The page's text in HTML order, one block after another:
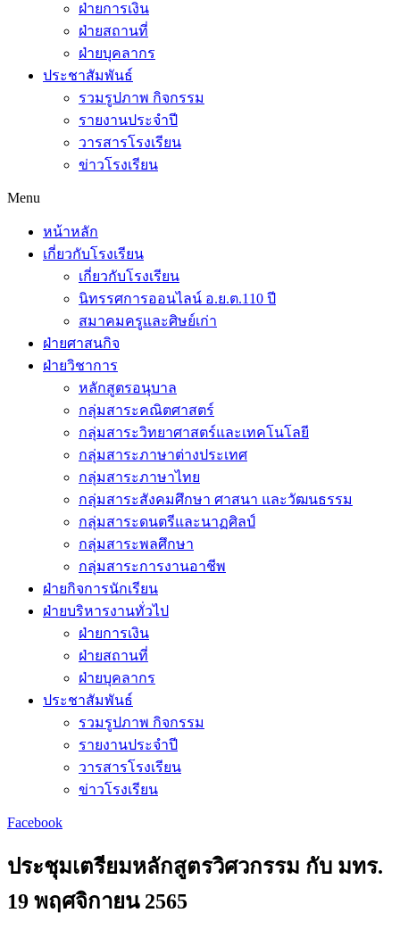
ฝ่ายการเงิน
ฝ่ายสถานที่
ฝ่ายบุคลากร
ประชาสัมพันธ์
รวมรูปภาพ กิจกรรม
รายงานประจำปี
วารสารโรงเรียน
ข่าวโรงเรียน
Menu
หน้าหลัก
เกี่ยวกับโรงเรียน
เกี่ยวกับโรงเรียน
นิทรรศการออนไลน์ อ.ย.ต.110 ปี
สมาคมครูและศิษย์เก่า
ฝ่ายศาสนกิจ
ฝ่ายวิชาการ
หลักสูตรอนุบาล
กลุ่มสาระคณิตศาสตร์
กลุ่มสาระวิทยาศาสตร์และเทคโนโลยี
กลุ่มสาระภาษาต่างประเทศ
กลุ่มสาระภาษาไทย
กลุ่มสาระสังคมศึกษา ศาสนา และวัฒนธรรม
กลุ่มสาระดนตรีและนาฏศิลป์
กลุ่มสาระพลศึกษา
กลุ่มสาระการงานอาชีพ
ฝ่ายกิจการนักเรียน
ฝ่ายบริหารงานทั่วไป
ฝ่ายการเงิน
ฝ่ายสถานที่
ฝ่ายบุคลากร
ประชาสัมพันธ์
รวมรูปภาพ กิจกรรม
รายงานประจำปี
วารสารโรงเรียน
ข่าวโรงเรียน
Facebook
ประชุมเตรียมหลักสูตรวิศวกรรม กับ มทร.
19 พฤศจิกายน 2565